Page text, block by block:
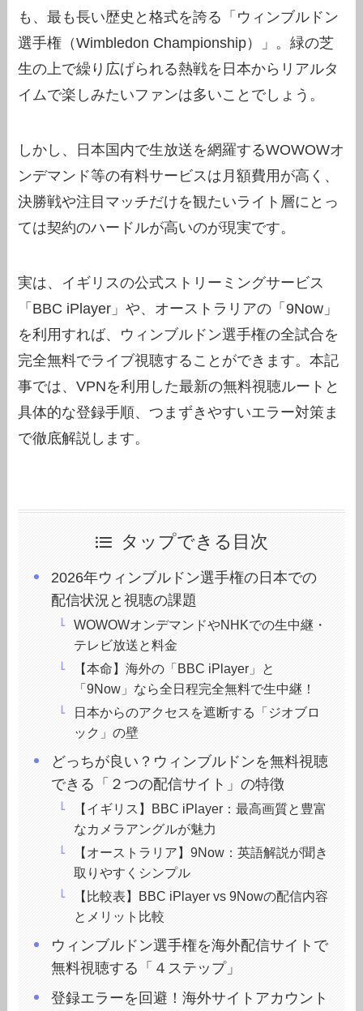
も、最も長い歴史と格式を誇る「ウィンブルドン
選手権（Wimbledon Championship）」。緑の芝
生の上で繰り広げられる熱戦を日本からリアルタ
イムで楽しみたいファンは多いことでしょう。
しかし、日本国内で生放送を網羅するWOWOWオ
ンデマンド等の有料サービスは月額費用が高く、
決勝戦や注目マッチだけを観たいライト層にとっ
ては契約のハードルが高いのが現実です。
実は、イギリスの公式ストリーミングサービス
「BBC iPlayer」や、オーストラリアの「9Now」
を利用すれば、ウィンブルドン選手権の全試合を
完全無料でライブ視聴することができます。本記
事では、VPNを利用した最新の無料視聴ルートと
具体的な登録手順、つまずきやすいエラー対策ま
で徹底解説します。
タップできる目次
2026年ウィンブルドン選手権の日本での
配信状況と視聴の課題
WOWOWオンデマンドやNHKでの生中継・
テレビ放送と料金
【本命】海外の「BBC iPlayer」と
「9Now」なら全日程完全無料で生中継！
日本からのアクセスを遮断する「ジオブロ
ック」の壁
どっちが良い？ウィンブルドンを無料視聴
できる「２つの配信サイト」の特徴
【イギリス】BBC iPlayer：最高画質と豊富
なカメラアングルが魅力
【オーストラリア】9Now：英語解説が聞き
取りやすくシンプル
【比較表】BBC iPlayer vs 9Nowの配信内容
とメリット比較
ウィンブルドン選手権を海外配信サイトで
無料視聴する「４ステップ」
登録エラーを回避！海外サイトアカウント